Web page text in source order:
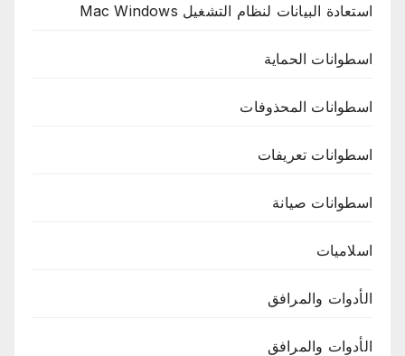
استعادة البيانات لنظام التشغيل Mac Windows
اسطوانات الحماية
اسطوانات المحذوفات
اسطوانات تعريفات
اسطوانات صيانة
اسلاميات
الأدوات والمرافق
الأدوات والمرافق